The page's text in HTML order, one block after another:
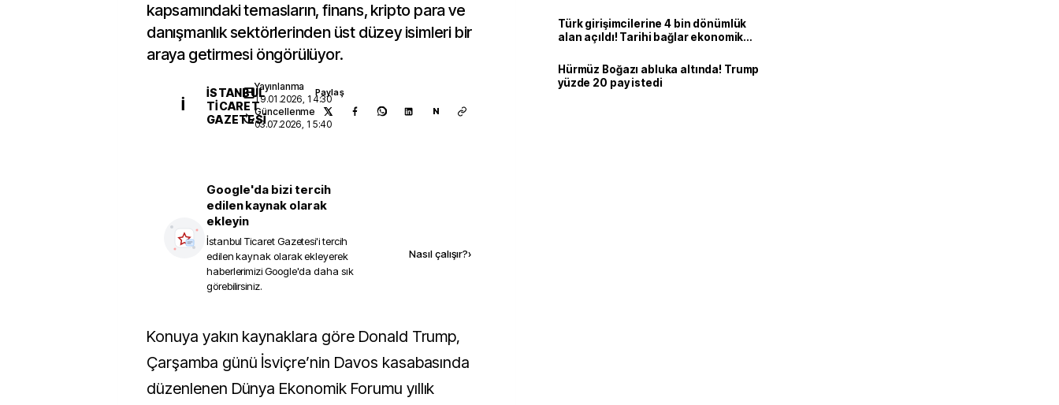
kapsamındaki temasların, finans, kripto para ve
danışmanlık sektörlerinden üst düzey isimleri bir
araya getirmesi öngörülüyor.
İ
İSTANBUL
TICARET
GAZETESI
Yayınlanma
19.01.2026, 14:30
Güncellenme
03.07.2026, 15:40
Paylaş
N
Google'da bizi tercih
edilen kaynak olarak
ekleyin
İstanbul Ticaret Gazetesi'i tercih
edilen kaynak olarak ekleyerek
haberlerimizi Google'da daha sık
görebilirsiniz.
Nasıl çalışır?›
Konuya yakın kaynaklara göre Donald Trump,
Çarşamba günü İsviçre’nin Davos kasabasında
düzenlenen Dünya Ekonomik Forumu yıllık
Türk girişimcilerine 4 bin dönümlük
alan açıldı! Tarihi bağlar ekonomik
Hürmüz Boğazı abluka altında! Trump
yüzde 20 pay istedi